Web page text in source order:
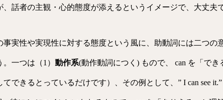
話者の主観・心的態度が添えるというイメージで、大丈夫
実性や実現性に対する態度という風に、助動詞には二つの
一つは（1） 動作系(動作動詞につく) もので、 can を「で
できるとっているだけです）、その例として、” I can see